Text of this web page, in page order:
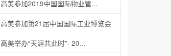
高美参加2019中国国际物业管...
高美参加第21届中国国际工业博览会
高美举办“天涯共此时”- 20...